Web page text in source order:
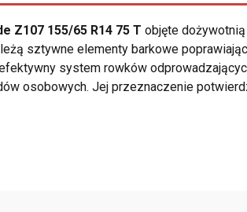
Z107 155/65 R14 75 T objęte
sztywne elementy barkowe
system rowków
osobowych. Jej przeznaczenie